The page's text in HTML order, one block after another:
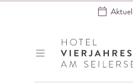
Hotel